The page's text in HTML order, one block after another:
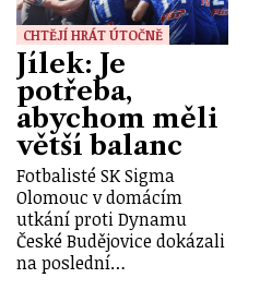
CHTĚJÍ HRÁT ÚTOČNĚ
Jílek: Je
potřeba,
abychom měli
větší balanc
Fotbalisté SK Sigma
Olomouc v domácím
utkání proti Dynamu
České Budějovice dokázali
na poslední…